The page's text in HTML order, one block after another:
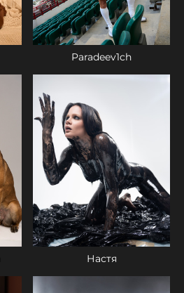
Paradeev1ch
Настя